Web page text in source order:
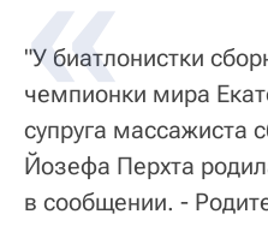
"У биатлонистки
чемпионки мира
супруга массажиста
Йозефа Перхта
в сообщении. -